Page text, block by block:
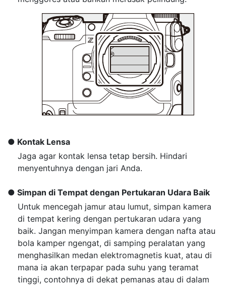
Kontak Lensa
Jaga agar kontak lensa tetap bersih. Hindari
menyentuhnya dengan jari Anda.
Simpan di Tempat dengan Pertukaran Udara Baik
Untuk mencegah jamur atau lumut, simpan kamera
di tempat kering dengan pertukaran udara yang
baik. Jangan menyimpan kamera dengan nafta atau
bola kamper ngengat, di samping peralatan yang
menghasilkan medan elektromagnetis kuat, atau di
mana ia akan terpapar pada suhu yang teramat
tinggi, contohnya di dekat pemanas atau di dalam